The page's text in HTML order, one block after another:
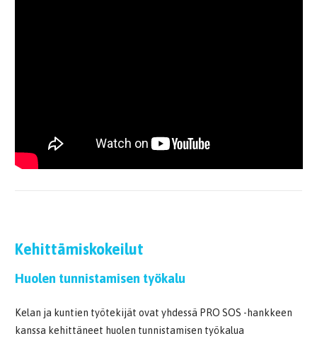
Kehittämiskokeilut
Huolen tunnistamisen työkalu
Kelan ja kuntien työtekijät ovat yhdessä PRO SOS -hankkeen
kanssa kehittäneet huolen tunnistamisen työkalua